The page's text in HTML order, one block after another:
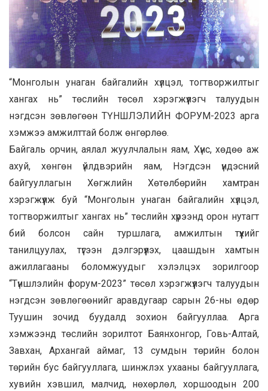
“Монголын унаган байгалийн хүлцэл, тогтворжилтыг
хангах нь” төслийн төсөл хэрэгжүүлэгч талуудын
нэгдсэн зөвлөгөөн ТҮНШЛЭЛИЙН ФОРУМ-2023 арга
хэмжээ амжилттай болж өнгөрлөө.
Байгаль орчин, аялал жуулчлалын яам, Хүнс, хөдөө аж
ахуй, хөнгөн үйлдвэрийн яам, Нэгдсэн үндэсний
байгууллагын Хөгжлийн Хөтөлбөрийн хамтран
хэрэгжүүлж буй “Монголын унаган байгалийн хүлцэл,
тогтворжилтыг хангах нь” төслийн хүрээнд орон нутагт
бий болсон сайн туршлага, амжилтын түүхийг
танилцуулах, түгээн дэлгэрүүлэх, цаашдын хамтын
ажиллагааны боломжуудыг хэлэлцэх зорилгоор
“Түншлэлийн форум-2023” төсөл хэрэгжүүлэгч талуудын
нэгдсэн зөвлөгөөнийг аравдугаар сарын 26-ны өдөр
Туушин зочид буудалд зохион байгууллаа. Арга
хэмжээнд төслийн зорилтот Баянхонгор, Говь-Алтай,
Завхан, Архангай аймаг, 13 сумдын төрийн болон
төрийн бус байгууллага, шинжлэх ухааны байгууллага,
хувийн хэвшил, малчид, нөхөрлөл, хоршоодын 200